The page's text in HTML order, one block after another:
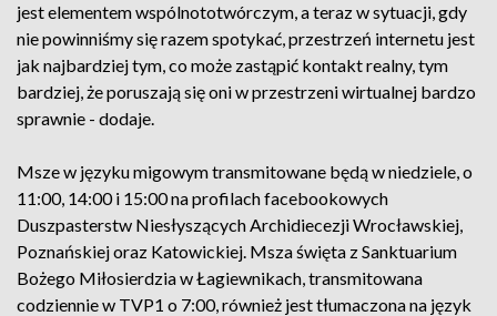
jest elementem wspólnototwórczym, a teraz w sytuacji, gdy
nie powinniśmy się razem spotykać, przestrzeń internetu jest
jak najbardziej tym, co może zastąpić kontakt realny, tym
bardziej, że poruszają się oni w przestrzeni wirtualnej bardzo
sprawnie - dodaje.
Msze w języku migowym transmitowane będą w niedziele, o
11:00, 14:00 i 15:00 na profilach facebookowych
Duszpasterstw Niesłyszących Archidiecezji Wrocławskiej,
Poznańskiej oraz Katowickiej. Msza święta z Sanktuarium
Bożego Miłosierdzia w Łagiewnikach, transmitowana
codziennie w TVP1 o 7:00, również jest tłumaczona na język